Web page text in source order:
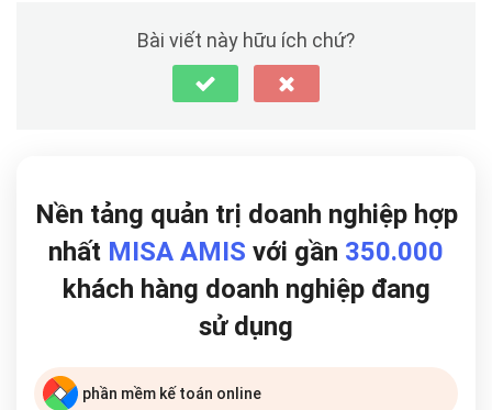
Bài viết này hữu ích chứ?
Nền tảng quản trị doanh nghiệp hợp
nhất MISA AMIS với gần 350.000
khách hàng doanh nghiệp đang
sử dụng
phần mềm kế toán online